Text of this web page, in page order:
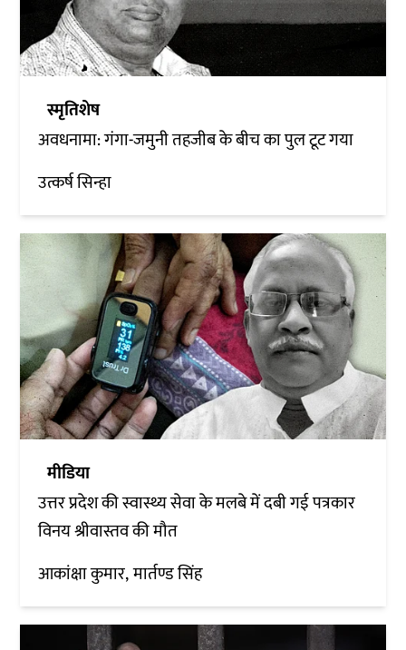
स्मृतिशेष
अवधनामा: गंगा-जमुनी तहजीब के बीच का पुल टूट गया
उत्कर्ष सिन्हा
मीडिया
उत्तर प्रदेश की स्वास्थ्य सेवा के मलबे में दबी गई पत्रकार
विनय श्रीवास्तव की मौत
आकांक्षा कुमार मार्तण्ड सिंह